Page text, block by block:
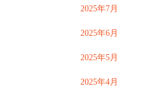
2025年7月
2025年6月
2025年5月
2025年4月